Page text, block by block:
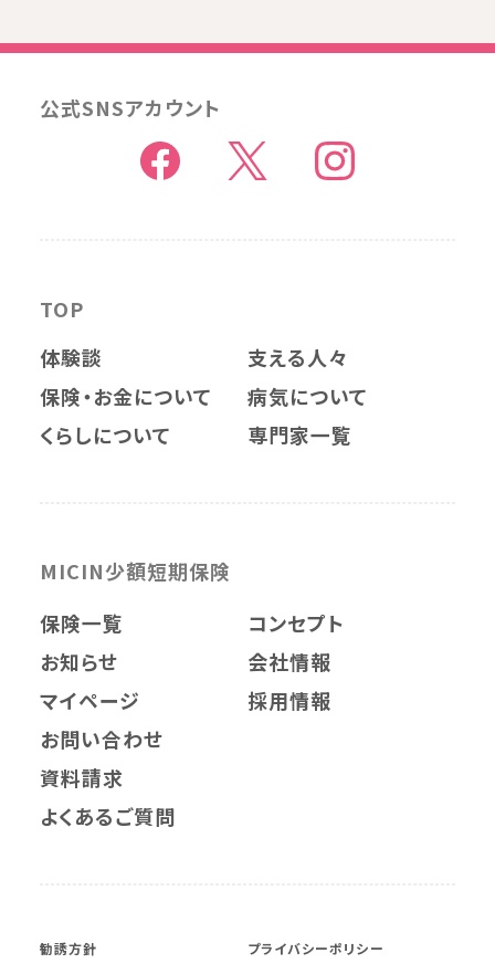
公式SNSアカウント
TOP
体験談
支える人々
保険・お金について
病気について
くらしについて
専門家一覧
MICIN少額短期保険
保険一覧
お知らせ
マイページ
コンセプト
会社情報
採用情報
お問い合わせ
資料請求
よくあるご質問
勧誘方針
プライバシーポリシー